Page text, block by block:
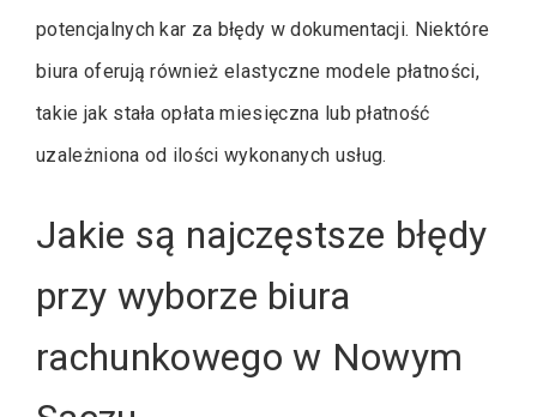
potencjalnych kar za błędy w dokumentacji. Niektóre
biura oferują również elastyczne modele płatności,
takie jak stała opłata miesięczna lub płatność
uzależniona od ilości wykonanych usług.
Jakie są najczęstsze błędy
przy wyborze biura
rachunkowego w Nowym